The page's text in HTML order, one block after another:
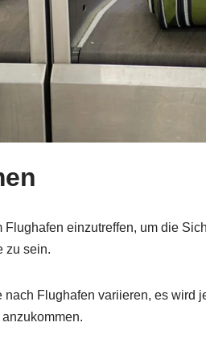
Flughafen einzutreffen, um die
zu sein.
nach Flughafen variieren, es wird